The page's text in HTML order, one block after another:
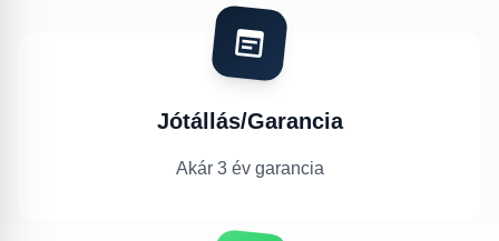
Jótállás/Garancia
Akár 3 év garancia